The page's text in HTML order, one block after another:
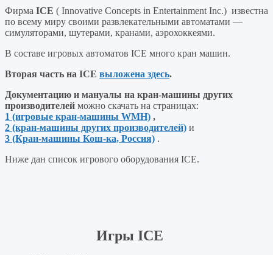
Фирма ICE ( Innovative Concepts in Entertainment Inc.) известна
по всему миру своими развлекательными автоматами —
симуляторами, шутерами, кранами, аэрохоккеями.
В составе игровых автоматов ICE много кран машин.
Вторая часть на ICE выложена здесь.
Документацию и мануалы на кран-машины других
производителей можно скачать на страницах:
1 (игровые кран-машины WMH) ,
2 (кран-машины других производителей) и
3 (Кран-машины Кош-ка, Россия) .
Ниже дан список игрового оборудования ICE.
Игры ICE